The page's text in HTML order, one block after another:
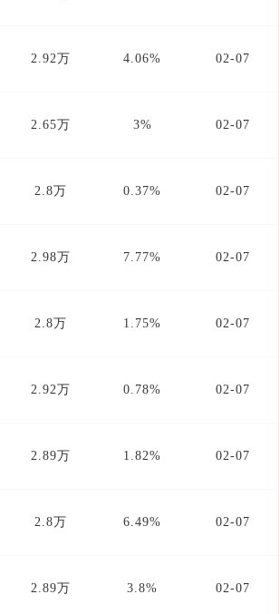
2.92万 4.06% 02-07
2.65万 3% 02-07
2.8万 0.37% 02-07
2.98万 7.77% 02-07
2.8万 1.75% 02-07
2.92万 0.78% 02-07
2.89万 1.82% 02-07
2.8万 6.49% 02-07
2.89万 3.8% 02-07